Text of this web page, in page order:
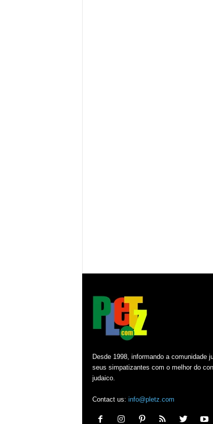
Desde 1998, informando a comunidade
seus simpatizantes com o melhor do
judaico.
Contact us: info@pletz.com